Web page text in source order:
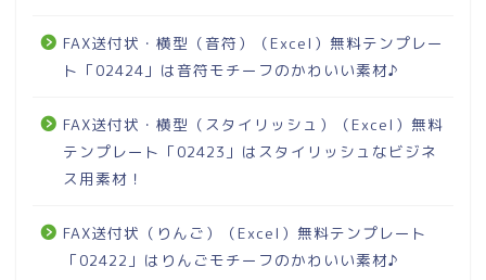
FAX送付状・横型（音符）（Excel）無料テンプレー
ト「02424」は音符モチーフのかわいい素材♪
FAX送付状・横型（スタイリッシュ）（Excel）無料
テンプレート「02423」はスタイリッシュなビジネ
ス用素材！
FAX送付状（りんご）（Excel）無料テンプレート
「02422」はりんごモチーフのかわいい素材♪